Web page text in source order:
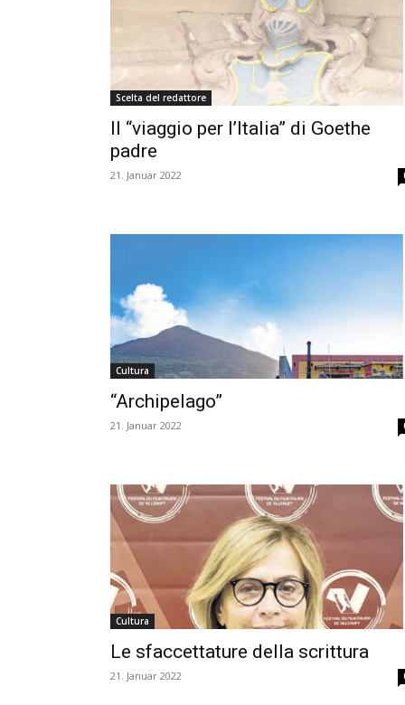
Scelta del redattore
Il “viaggio per l’Italia” di Goethe
padre
21. Januar 2022
Cultura
“Archipelago”
21. Januar 2022
Cultura
Le sfaccettature della scrittura
21. Januar 2022